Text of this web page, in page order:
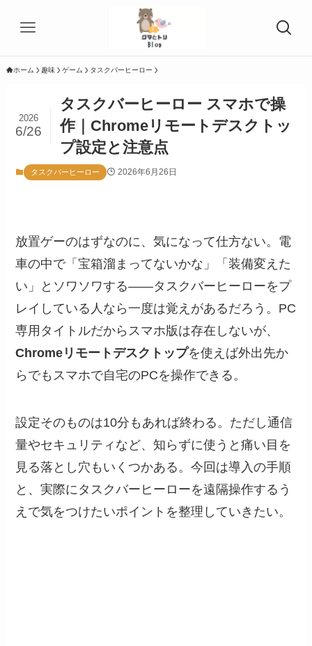
ホーム 趣味 ゲーム タスクバーヒーロー
タスクバーヒーロー スマホで操
作｜Chromeリモートデスクトッ
プ設定と注意点
2026
6/26
タスクバーヒーロー 2026年6月26日
放置ゲーのはずなのに、気になって仕方ない。電
車の中で「宝箱溜まってないかな」「装備変えた
い」とソワソワする——タスクバーヒーローをプ
レイしている人なら一度は覚えがあるだろう。PC
専用タイトルだからスマホ版は存在しないが、
Chromeリモートデスクトップを使えば外出先か
らでもスマホで自宅のPCを操作できる。
設定そのものは10分もあれば終わる。ただし通信
量やセキュリティなど、知らずに使うと痛い目を
見る落とし穴もいくつかある。今回は導入の手順
と、実際にタスクバーヒーローを遠隔操作するう
えで気をつけたいポイントを整理していきたい。